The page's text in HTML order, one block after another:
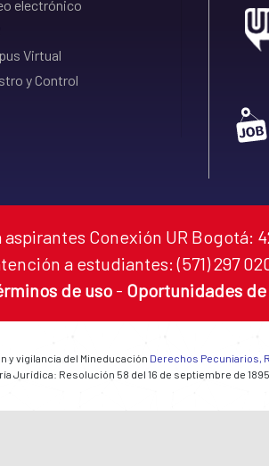
electrónico
Virtual
y Control
Conexión UR Bogotá:
a estudiantes: (571) 297
de uso - Oportunidades
y vigilancia del Mineducación Derechos Pecuniarios,
Jurídica: Resolución 58 del 16 de septiembre de